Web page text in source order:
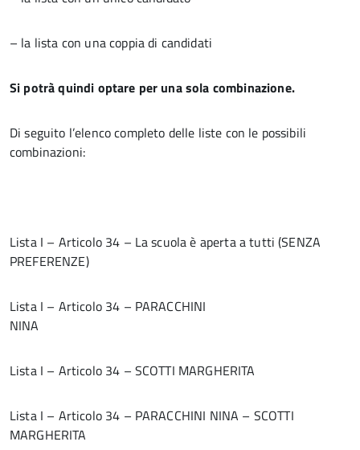
– la lista con una coppia di candidati
Si potrà quindi optare per una sola combinazione.
Di seguito l’elenco completo delle liste con le possibili
combinazioni:
Lista I – Articolo 34 – La scuola è aperta a tutti (SENZA
PREFERENZE)
Lista I – Articolo 34 – PARACCHINI
NINA
Lista I – Articolo 34 – SCOTTI MARGHERITA
Lista I – Articolo 34 – PARACCHINI NINA – SCOTTI
MARGHERITA